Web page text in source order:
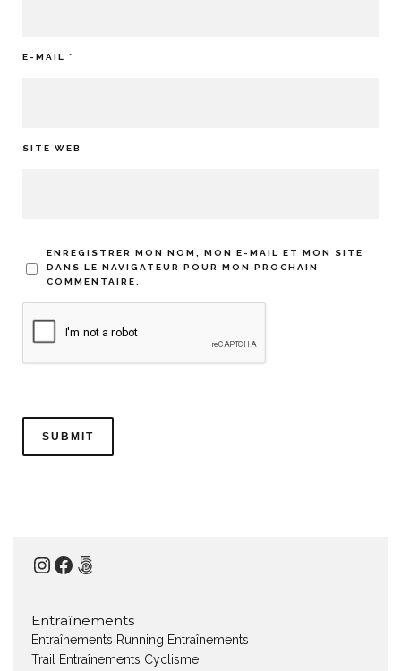
E-MAIL *
SITE WEB
ENREGISTRER MON NOM, MON E-MAIL ET MON SITE
DANS LE NAVIGATEUR POUR MON PROCHAIN
COMMENTAIRE.
Instagram
Facebook
500px
Entraînements
Entraînements Running Entraînements
Trail
Entraînements Cyclisme